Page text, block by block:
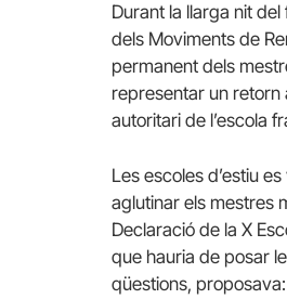
Durant la llarga nit
dels Moviments de
permanent dels
representar un retorn
autoritari de l’escola
Les escoles d’estiu
aglutinar els mestres
Declaració de la X
que hauria de posar
qüestions,